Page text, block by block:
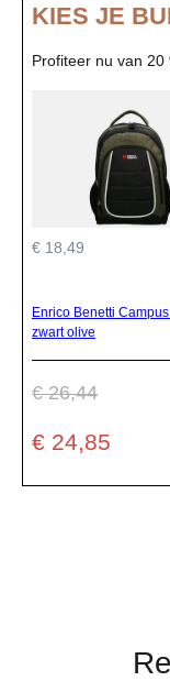
KIES JE
Profiteer nu van
€ 18,49
Enrico Benetti
zwart olive
€ 26,44
€ 24,85